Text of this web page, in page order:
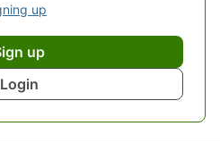
up
up
Login